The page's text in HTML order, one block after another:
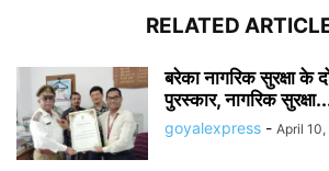
RELATED
बरेका नागरिक सुरक्षा के
पुरस्कार, नागरिक
goyalexpress - April